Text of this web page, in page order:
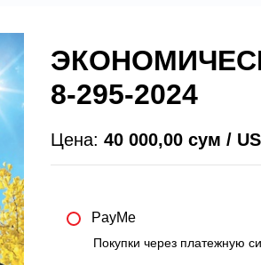
8-295-2024
Цена:40 000,00 сум /
PayMe
Покупки через платежную